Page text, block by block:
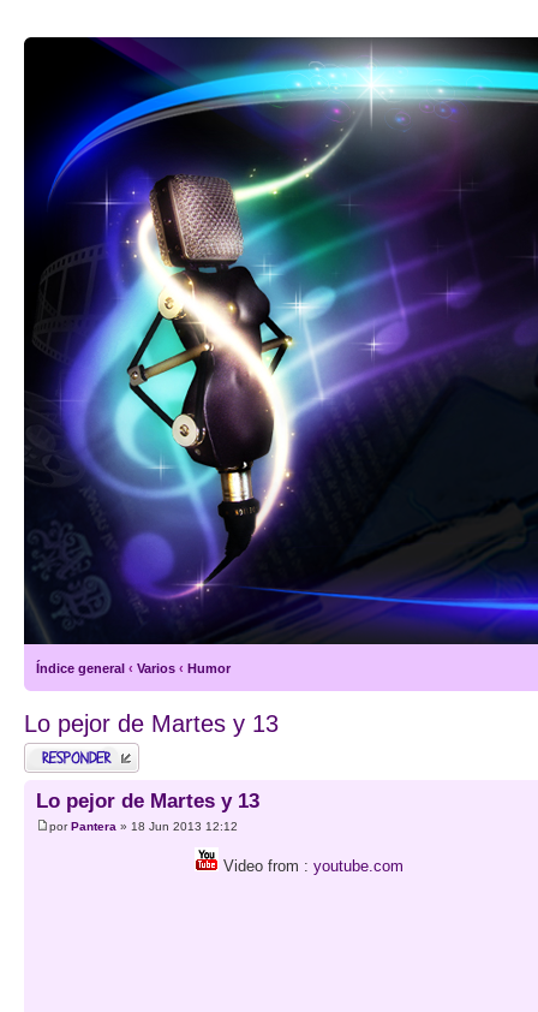
Índice general ‹ Varios ‹ Humor
Lo pejor de Martes y 13
Publicar una
respuesta
Lo pejor de Martes y 13
porPantera » 18 Jun 2013 12:12
Video from :youtube.com